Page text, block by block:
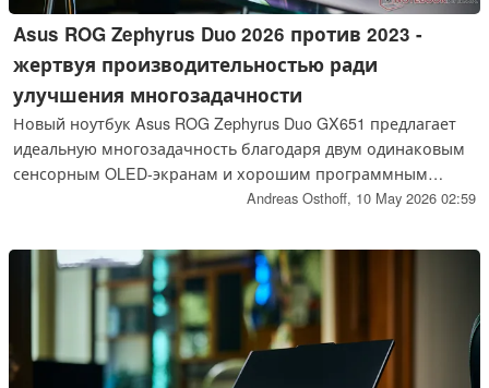
Asus ROG Zephyrus Duo 2026 против 2023 -
жертвуя производительностью ради
улучшения многозадачности
Новый ноутбук Asus ROG Zephyrus Duo GX651 предлагает
идеальную многозадачность благодаря двум одинаковым
сенсорным OLED-экранам и хорошим программным
решениям. Производительность процессора Panther Lake и
предшественником из 2023 года результаты немного
разочаровывают.
Andreas Osthoff, 10 May 2026 02:59